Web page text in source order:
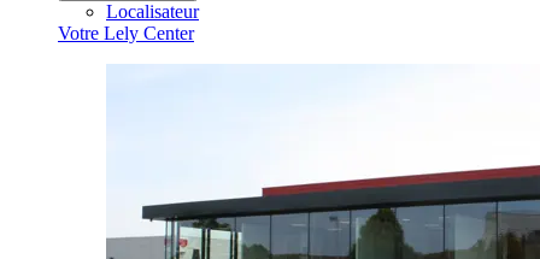
Localisateur
Votre Lely Center